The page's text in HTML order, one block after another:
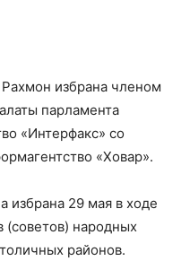
избрана членом
парламента
«Интерфакс» со
«Ховар».
избрана 29 мая в ходе
(советов) народных
районов.